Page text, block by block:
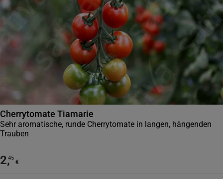
Cherrytomate Tiamarie
Sehr aromatische, runde Cherrytomate in langen, hängenden
Trauben
2,45
€